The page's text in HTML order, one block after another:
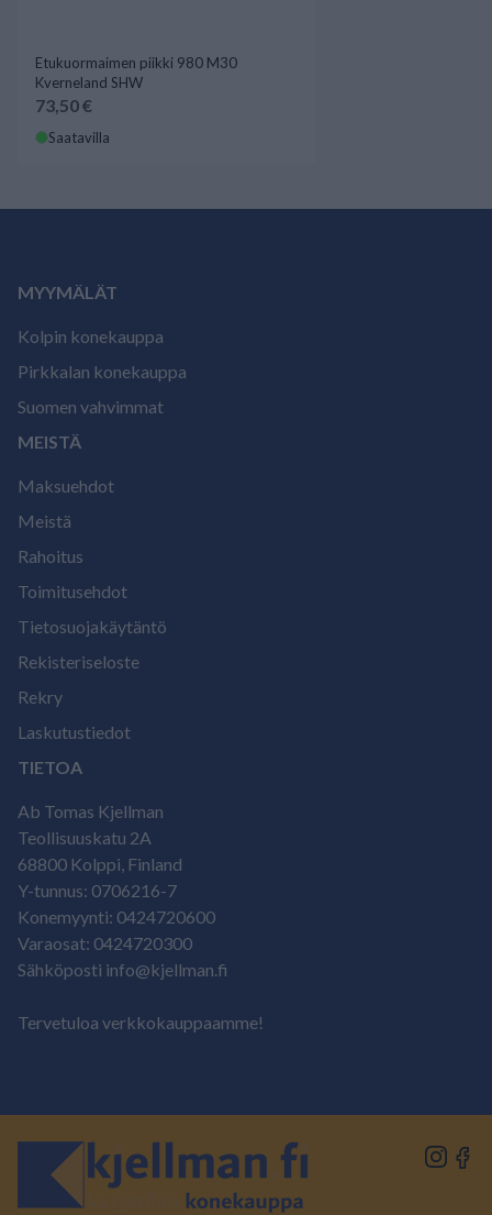
Etukuormaimen piikki 980 M30
Kverneland SHW
73,50 €
Saatavilla
MYYMÄLÄT
Kolpin konekauppa
Pirkkalan konekauppa
Suomen vahvimmat
MEISTÄ
Maksuehdot
Meistä
Rahoitus
Toimitusehdot
Tietosuojakäytäntö
Rekisteriseloste
Rekry
Laskutustiedot
TIETOA
Ab Tomas Kjellman
Teollisuuskatu 2A
68800 Kolppi, Finland
Y-tunnus: 0706216-7
Konemyynti: 0424720600
Varaosat: 0424720300
Sähköposti info@kjellman.fi
Tervetuloa verkkokauppaamme!